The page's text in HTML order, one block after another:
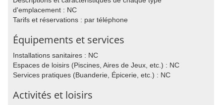
d'emplacement : NC
Tarifs et réservations : par téléphone
Équipements et services
Installations sanitaires : NC
Espaces de loisirs (Piscines, Aires de Jeux, etc.) : NC
Services pratiques (Buanderie, Épicerie, etc.) : NC
Activités et loisirs